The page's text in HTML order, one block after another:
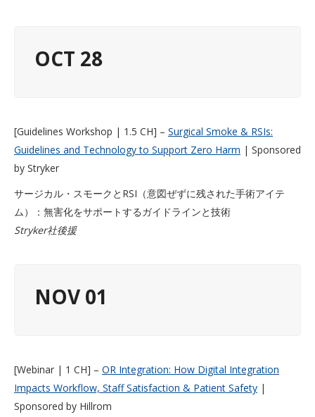
OCT 28
[Guidelines Workshop | 1.5 CH] – Surgical Smoke & RSIs:
Guidelines and Technology to Support Zero Harm | Sponsored
by Stryker
サージカル・スモークとRSI（意図ぜずに残された手術アイテ
ム）：無害化をサポートするガイドラインと技術
Stryker社後援
NOV 01
[Webinar | 1 CH] – OR Integration: How Digital Integration
Impacts Workflow, Staff Satisfaction & Patient Safety |
Sponsored by Hillrom